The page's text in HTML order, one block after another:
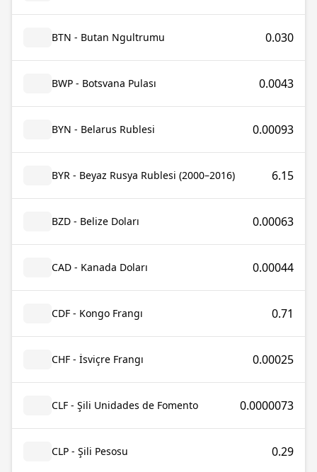
BTN - Butan Ngultrumu 0.030
BWP - Botsvana Pulası 0.0043
BYN - Belarus Rublesi 0.00093
BYR - Beyaz Rusya Rublesi (2000–2016) 6.15
BZD - Belize Doları 0.00063
CAD - Kanada Doları 0.00044
CDF - Kongo Frangı 0.71
CHF - İsviçre Frangı 0.00025
CLF - Şili Unidades de Fomento 0.0000073
CLP - Şili Pesosu 0.29